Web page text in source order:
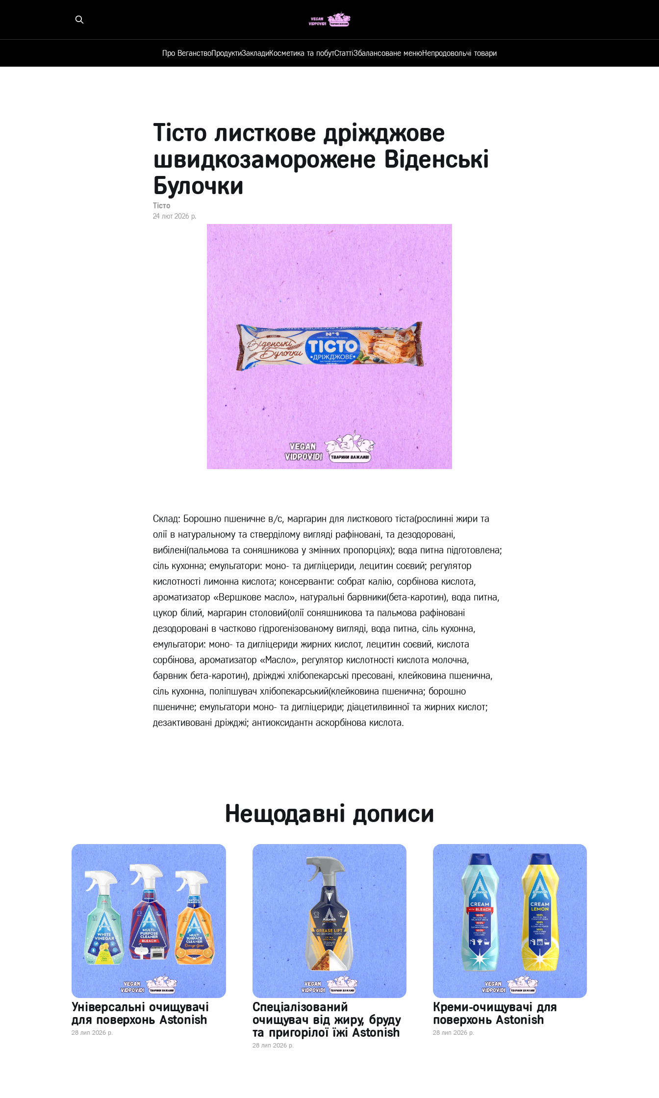
Про ВеганствоПродуктиЗакладиКосметика та побутСтаттіЗбалансоване менюНепродовольчі товари
Тісто листкове дріжджове
швидкозаморожене Віденські
Булочки
Тісто
24 лют 2026 р.
Склад: Борошно пшеничне в/с, маргарин для листкового тіста(рослинні жири та
олії в натуральному та стверділому вигляді рафіновані, та дезодоровані,
вибілені(пальмова та соняшникова у змінних пропорціях); вода питна підготовлена;
сіль кухонна; емульгатори: моно- та дигліцериди, лецитин соєвий; регулятор
кислотності лимонна кислота; консерванти: собрат калію, сорбінова кислота,
ароматизатор «Вершкове масло», натуральні барвники(бета-каротин), вода питна,
цукор білий, маргарин столовий(олії соняшникова та пальмова рафіновані
дезодоровані в частково гідрогенізованому вигляді, вода питна, сіль кухонна,
емульгатори: моно- та дигліцериди жирних кислот, лецитин соєвий, кислота
сорбінова, ароматизатор «Масло», регулятор кислотності кислота молочна,
барвник бета-каротин), дріжджі хлібопекарські пресовані, клейковина пшенична,
сіль кухонна, поліпшувач хлібопекарський(клейковина пшенична; борошно
пшеничне; емульгатори моно- та дигліцериди; діацетилвинної та жирних кислот;
дезактивовані дріжджі; антиоксидантн аскорбінова кислота.
Нещодавні дописи
Універсальні очищувачі
для поверхонь Astonish
28 лип 2026 р.
Спеціалізований
очищувач від жиру, бруду
та пригорілої їжі Astonish
28 лип 2026 р.
Креми-очищувачі для
поверхонь Astonish
28 лип 2026 р.